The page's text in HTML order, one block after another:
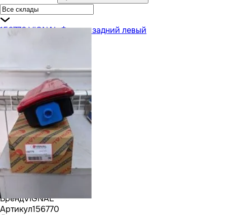
156770 VIGNAL Фонарь задний левый
БрендVIGNAL
Артикул156770